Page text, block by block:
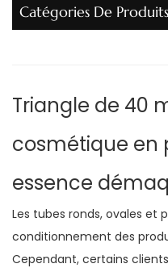
Catégories De Produits
Triangle de 40
cosmétique en
essence
Les tubes ronds, ovales et
conditionnement des
Cependant, certains